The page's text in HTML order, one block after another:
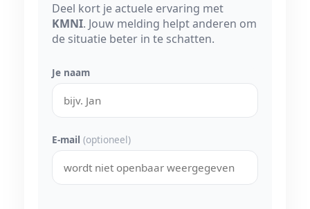
Deel kort je actuele ervaring met
KMNI. Jouw melding helpt anderen om
de situatie beter in te schatten.
Je naam
E-mail (optioneel)